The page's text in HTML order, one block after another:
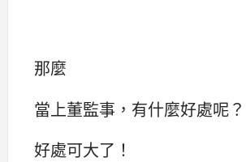
那麼
當上董監事，有什麼好處呢？
好處可大了！